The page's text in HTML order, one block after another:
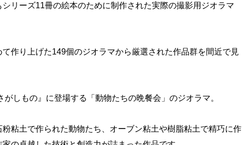
リーズ11冊の絵本のために制作された実際の撮影用ジオラマ
作り上げた149個のジオラマから厳選された作品群を間近で見
しもの』に登場する「動物たちの晩餐会」のジオラマ。
粘土で作られた動物たち、オーブン粘土や樹脂粘土で精巧に作